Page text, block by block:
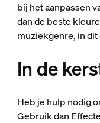
bij het aanpassen
dan de beste
muziekgenre, in dit
In de
Heb je hulp nodig
Gebruik dan